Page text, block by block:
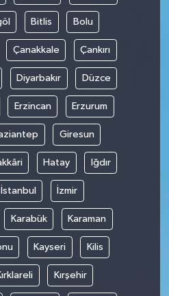
Bitlis Bolu
Çanakkale Çankırı
Diyarbakır Düzce
Erzincan Erzurum
Giresun
Hatay Iğdır
İstanbul İzmir
Karabük Karaman
Kayseri Kilis
Kırşehir